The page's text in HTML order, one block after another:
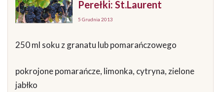
Perełki: St.Laurent
5 Grudnia 2013
250 ml soku z granatu lub pomarańczowego
pokrojone pomarańcze, limonka, cytryna, zielone
jabłko